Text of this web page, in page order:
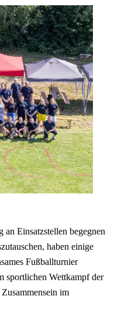
Einsatzstellen begegnen
haben einige
Fußballturnier
sportlichen Wettkampf der
im